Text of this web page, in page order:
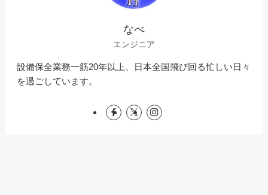
なべ
エンジニア
設備保全業務一筋20年以上、日本全国飛び回る忙しい日々
を過ごしています。